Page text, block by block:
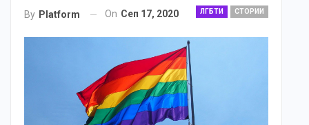
ЛГБТИ СТОРИИ
By Platform On Сеп 17, 2020